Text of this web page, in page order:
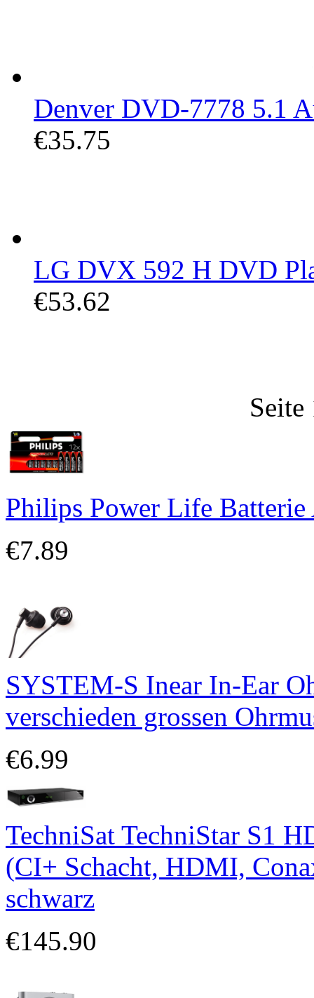
Denver DVD-7778 5.1
€35.75
LG DVX 592 H DVD
€53.62
Philips Power Life
€7.89
SYSTEM-S Inear In-Ear
verschieden grossen
€6.99
TechniSat TechniStar S1
(CI+ Schacht, HDMI,
schwarz
€145.90